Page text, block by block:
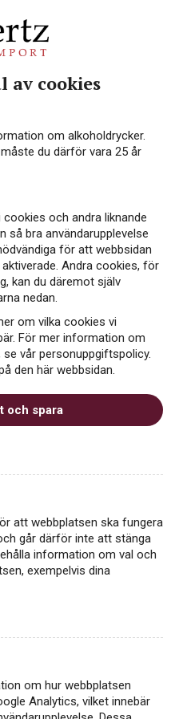
av cookies
om alkoholdrycker.
du därför vara 25 år
och andra liknande
så bra användarupplevelse
för att webbsidan
Andra cookies, för
kan du däremot själv
nedan.
om vilka cookies vi
För mer information om
vår personuppgiftspolicy.
den här webbsidan.
och spara
att webbplatsen ska fungera
går därför inte att stänga
information om val och
exempelvis dina
om hur webbplatsen
Analytics, vilket innebär